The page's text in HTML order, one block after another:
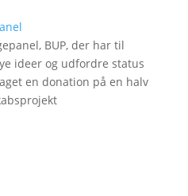
BUP, der har til
ideer og udfordre status
en donation på en halv